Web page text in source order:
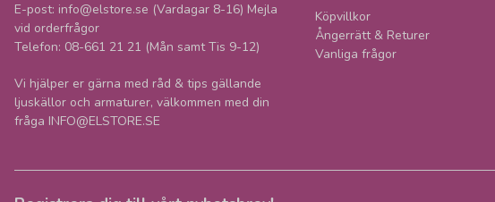
E-post: info@elstore.se (Vardagar 8-16) Mejla
vid orderfrågor
Telefon: 08-661 21 21 (Mån samt Tis 9-12)
Vi hjälper er gärna med råd & tips gällande
ljuskällor och armaturer, välkommen med din
fråga INFO@ELSTORE.SE
Köpvillkor
Ångerrätt & Returer
Vanliga frågor